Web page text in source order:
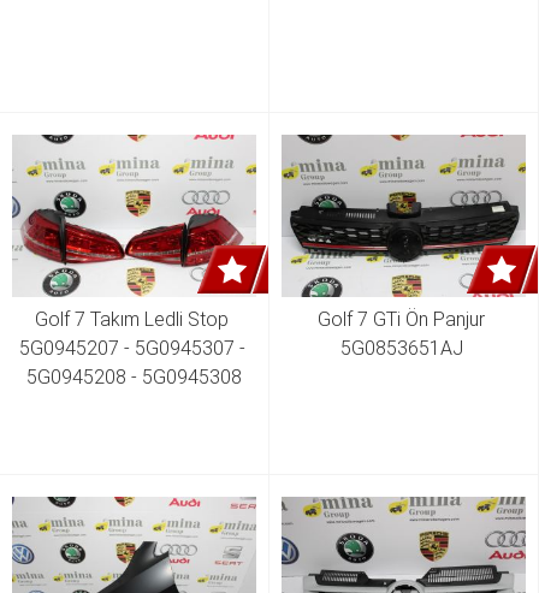
Golf 7 Takım Ledli Stop
5G0945207 - 5G0945307 -
5G0945208 - 5G0945308
Golf 7 GTi Ön Panjur
5G0853651AJ